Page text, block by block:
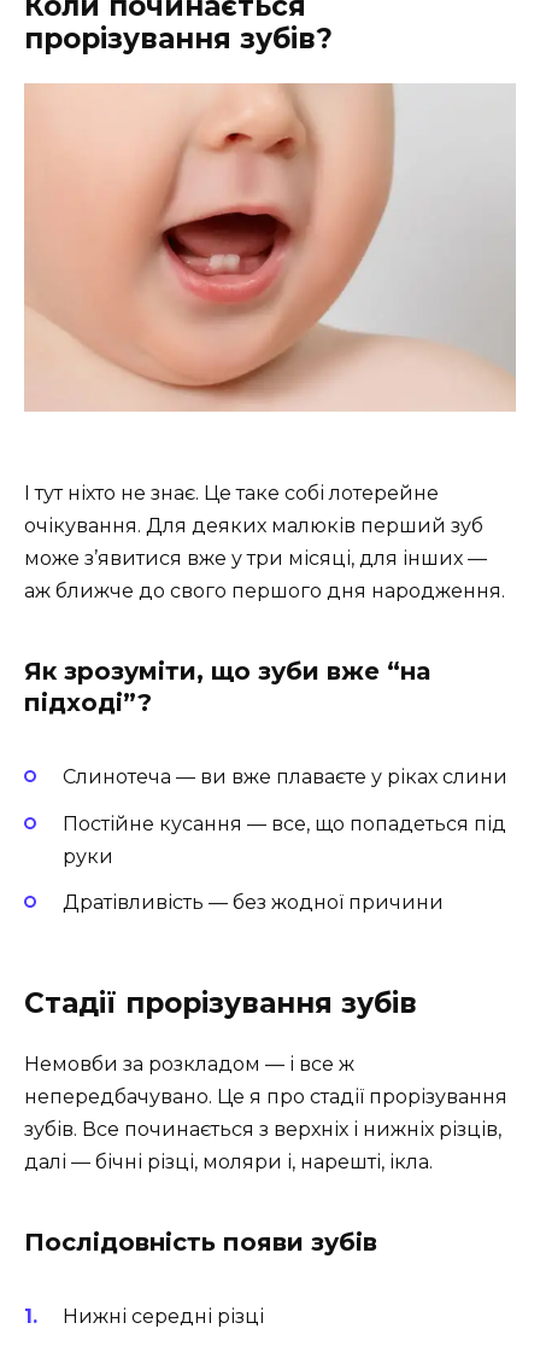
прорізування зубів?
І тут ніхто не знає. Це таке собі лотерейне
очікування. Для деяких малюків перший зуб
може з’явитися вже у три місяці, для інших —
аж ближче до свого першого дня народження.
Як зрозуміти, що зуби вже “на
підході”?
Слинотеча — ви вже плаваєте у ріках слини
Постійне кусання — все, що попадеться під
руки
Дратівливість — без жодної причини
Стадії прорізування зубів
Немовби за розкладом — і все ж
непередбачувано. Це я про стадії прорізування
зубів. Все починається з верхніх і нижніх різців,
далі — бічні різці, моляри і, нарешті, ікла.
Послідовність появи зубів
Нижні середні різці